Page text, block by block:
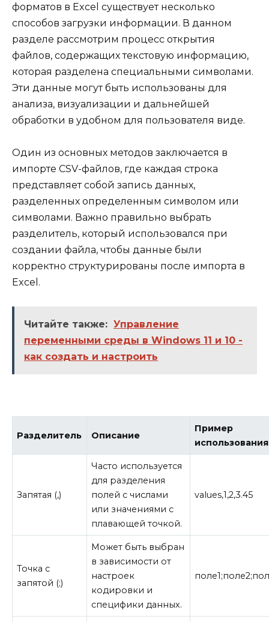
форматов в Excel существует несколько
способов загрузки информации. В данном
разделе рассмотрим процесс открытия
файлов, содержащих текстовую информацию,
которая разделена специальными символами.
Эти данные могут быть использованы для
анализа, визуализации и дальнейшей
обработки в удобном для пользователя виде.
Один из основных методов заключается в
импорте CSV-файлов, где каждая строка
представляет собой запись данных,
разделенных определенным символом или
символами. Важно правильно выбрать
разделитель, который использовался при
создании файла, чтобы данные были
корректно структурированы после импорта в
Excel.
Читайте также: Управление
переменными среды в Windows 11 и 10 -
как создать и настроить
Разделитель Описание
Пример
использования
Запятая (,)
Часто используется
для разделения
полей с числами
или значениями с
плавающей точкой.
values,1,2,3.45
Точка с
запятой (;)
Может быть выбран
в зависимости от
настроек
кодировки и
специфики данных.